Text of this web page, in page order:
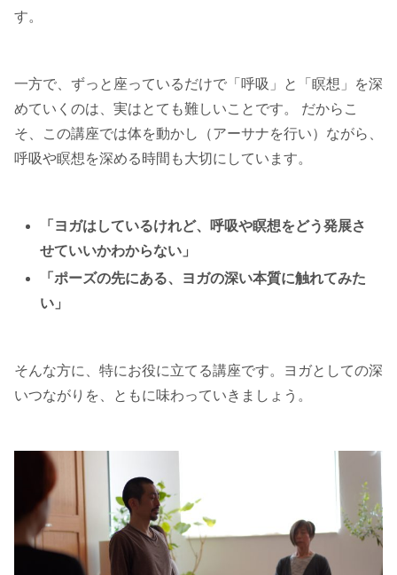
す。
一方で、ずっと座っているだけで「呼吸」と「瞑想」を深
めていくのは、実はとても難しいことです。 だからこ
そ、この講座では体を動かし（アーサナを行い）ながら、
呼吸や瞑想を深める時間も大切にしています。
「ヨガはしているけれど、呼吸や瞑想をどう発展さ
せていいかわからない」
「ポーズの先にある、ヨガの深い本質に触れてみた
い」
そんな方に、特にお役に立てる講座です。ヨガとしての深
いつながりを、ともに味わっていきましょう。